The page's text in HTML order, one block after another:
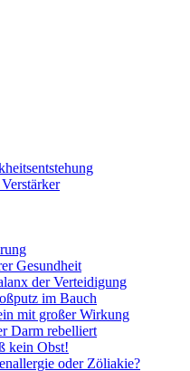
Gesundheit
der Verteidigung
im Bauch
mit großer Wirkung
Darm rebelliert
kein Obst!
oder Zöliakie?